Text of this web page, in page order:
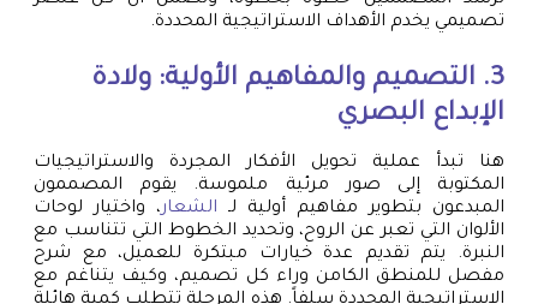
تصميمي يخدم الأهداف الاستراتيجية المحددة.
3. التصميم والمفاهيم الأولية: ولادة
الإبداع البصري
هنا تبدأ عملية تحويل الأفكار المجردة والاستراتيجيات
المكتوبة إلى صور مرئية ملموسة. يقوم المصممون
المبدعون بتطوير مفاهيم أولية لـ الشعار، واختيار لوحات
الألوان التي تعبر عن الروح، وتحديد الخطوط التي تتناسب مع
النبرة. يتم تقديم عدة خيارات مبتكرة للعميل، مع شرح
مفصل للمنطق الكامن وراء كل تصميم، وكيف يتناغم مع